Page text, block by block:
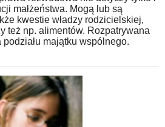
małżeństwa. Mogą lub są
kwestie władzy rodzicielskiej,
też np. alimentów. Rozpatrywana
majątku wspólnego.